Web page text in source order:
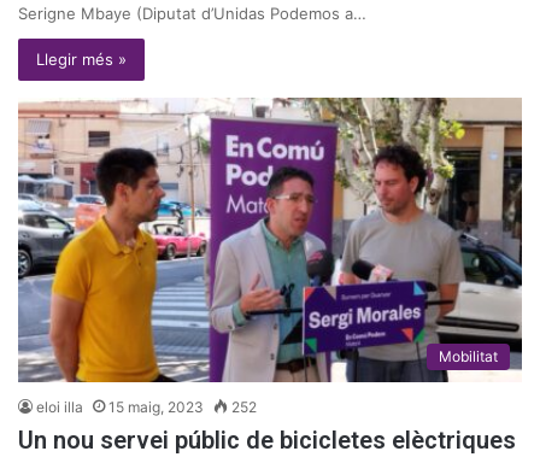
Serigne Mbaye (Diputat d’Unidas Podemos a…
Llegir més »
Mobilitat
eloi illa 15 maig, 2023 252
Un nou servei públic de bicicletes elèctriques